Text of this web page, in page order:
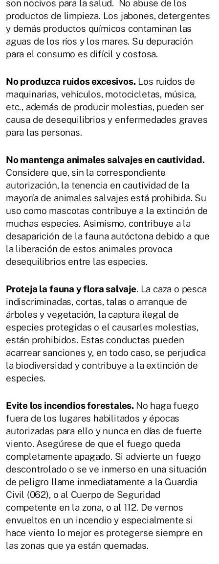
son nocivos para la salud. No abuse de los
productos de limpieza. Los jabones, detergentes
y demás productos químicos contaminan las
aguas de los ríos y los mares. Su depuración
para el consumo es difícil y costosa.
No produzca ruidos excesivos. Los ruidos de
maquinarias, vehículos, motocicletas, música,
etc., además de producir molestias, pueden ser
causa de desequilibrios y enfermedades graves
para las personas.
No mantenga animales salvajes en cautividad.
Considere que, sin la correspondiente
autorización, la tenencia en cautividad de la
mayoría de animales salvajes está prohibida. Su
uso como mascotas contribuye a la extinción de
muchas especies. Asimismo, contribuye a la
desaparición de la fauna autóctona debido a que
la liberación de estos animales provoca
desequilibrios entre las especies.
Proteja la fauna y flora salvaje. La caza o pesca
indiscriminadas, cortas, talas o arranque de
árboles y vegetación, la captura ilegal de
especies protegidas o el causarles molestias,
están prohibidos. Estas conductas pueden
acarrear sanciones y, en todo caso, se perjudica
la biodiversidad y contribuye a la extinción de
especies.
Evite los incendios forestales. No haga fuego
fuera de los lugares habilitados y épocas
autorizadas para ello y nunca en días de fuerte
viento. Asegúrese de que el fuego queda
completamente apagado. Si advierte un fuego
descontrolado o se ve inmerso en una situación
de peligro llame inmediatamente a la Guardia
Civil (062), o al Cuerpo de Seguridad
competente en la zona, o al 112. De vernos
envueltos en un incendio y especialmente si
hace viento lo mejor es protegerse siempre en
las zonas que ya están quemadas.